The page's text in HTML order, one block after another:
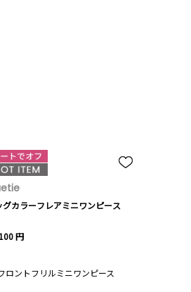
グカラーフレアミニワンピース
円